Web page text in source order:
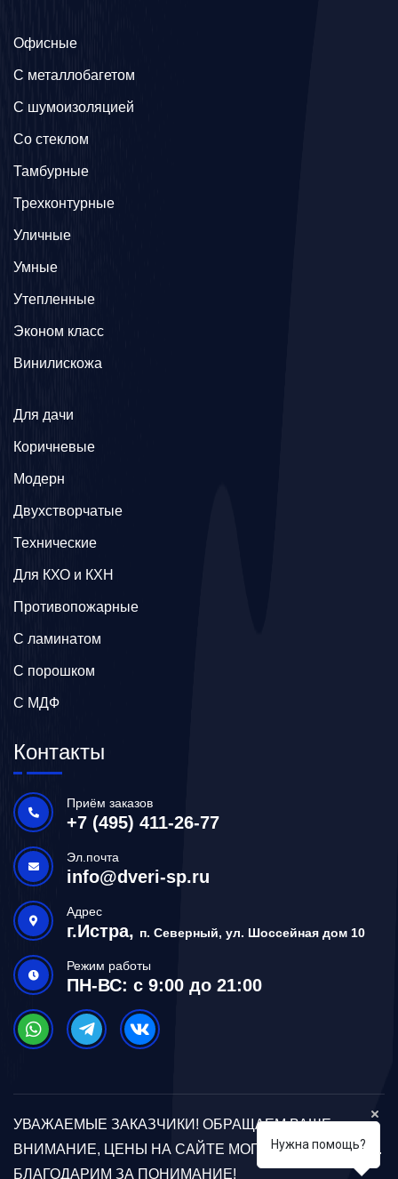
Офисные
C металлобагетом
С шумоизоляцией
Со стеклом
Тамбурные
Трехконтурные
Уличные
Умные
Утепленные
Эконом класс
Винилискожа
Для дачи
Коричневые
Модерн
Двухстворчатые
Технические
Для КХО и КХН
Противопожарные
С ламинатом
С порошком
С МДФ
Контакты
Приём заказов
+7 (495) 411-26-77
Эл.почта
info@dveri-sp.ru
Адрес
г.Истра, п. Северный, ул. Шоссейная дом 10
Режим работы
ПН-ВС: с 9:00 до 21:00
УВАЖАЕМЫЕ ЗАКАЗЧИКИ! ОБРАЩАЕМ ВАШЕ
ВНИМАНИЕ, ЦЕНЫ НА САЙТЕ МОГУТ ОТЛИЧАТЬСЯ.
БЛАГОДАРИМ ЗА ПОНИМАНИЕ!
Нужна помощь?